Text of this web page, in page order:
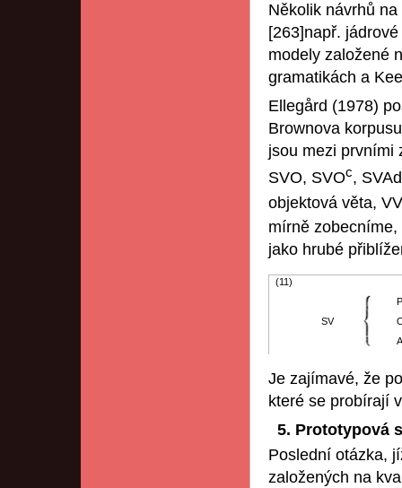
Několik návrhů
[263]např.
modely založené
gramatikách a
Ellegård (1978)
Brownova
jsou mezi prvními
SVO, SVOc,
objektová věta, VV
mírně
jako hrubé
(11)
SV
Je zajímavé, že
které se probírají
5. Prototypová
Poslední otázka,
založených na